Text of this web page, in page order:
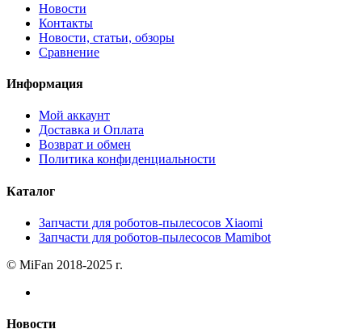
Новости
Контакты
Новости, статьи, обзоры
Сравнение
Информация
Мой аккаунт
Доставка и Оплата
Возврат и обмен
Политика конфиденциальности
Каталог
Запчасти для роботов-пылесосов Xiaomi
Запчасти для роботов-пылесосов Mamibot
© MiFan 2018-2025 г.
Новости